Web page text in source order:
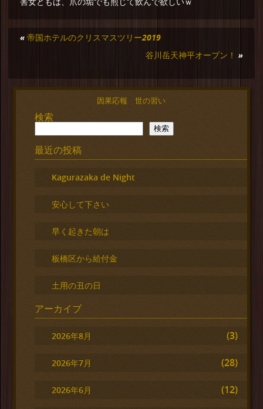
« 帝国ホテルのクリスマスツリー2019
谷川岳天神平オープン！ »
因果応報 世の習い
検索
検索
最近の投稿
Kagurazaka de Night
安心して下さい
早く起きた朝は
板橋区から給付金
土用の丑の日
アーカイブ
2026年8月 (3)
2026年7月 (28)
2026年6月 (12)